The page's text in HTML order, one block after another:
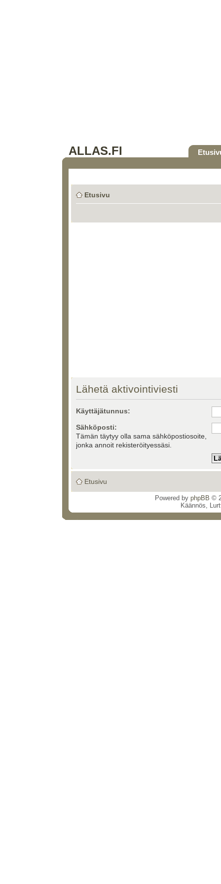
ALLAS.FI
Etusivu
Lähetä aktivointiviesti
Käyttäjätunnus:
Sähköposti:
Tämän täytyy olla sama sähköpostiosoite,
jonka annoit rekisteröityessäsi.
Etusivu
Powered by phpBB ©
Käännös,